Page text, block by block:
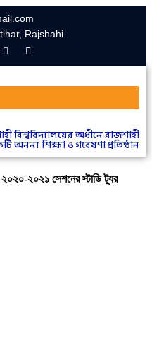
Rajshahi
বিশ্ববিদ্যালয়ের অধীনে রাজশাহী
অনন্য শিক্ষা ও গবেষণা প্রতিষ্ঠান
২০২০-২০২১ সেশনের স্টাডি ট্যুর